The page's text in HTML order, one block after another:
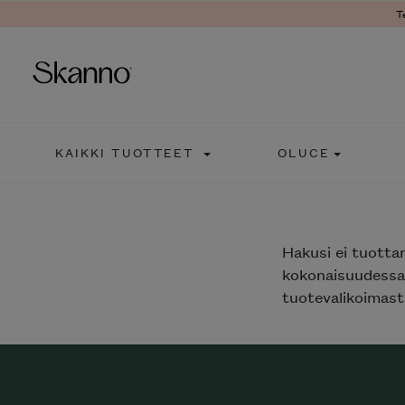
KAIKKI TUOTTEET OLUCE
Hakusi ei